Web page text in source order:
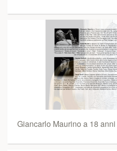
Giancarlo Maurino a 18